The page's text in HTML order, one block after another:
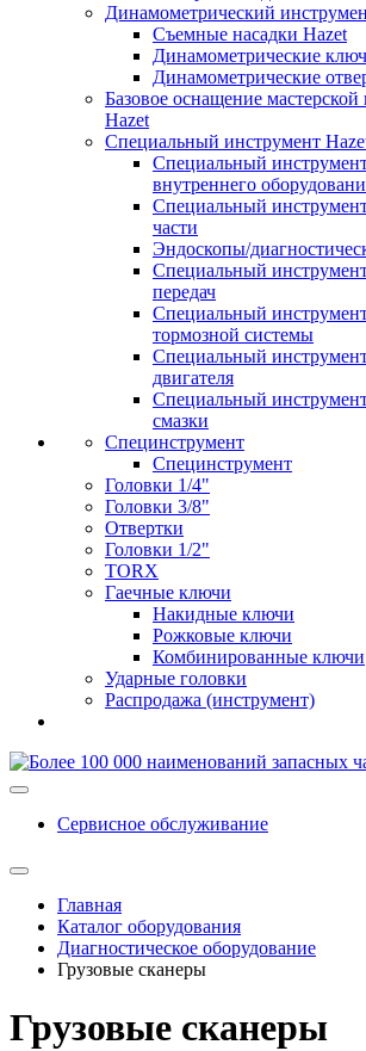
Динамометрический
Съемные насадки Hazet
Динамометрические
Динамометрические
Базовое оснащение
Hazet
Специальный инструмент
Специальный
внутреннего
Специальный
части
Эндоскопы/
Специальный
передач
Специальный
тормозной системы
Специальный
двигателя
Специальный
смазки
Специнструмент
Специнструмент
Головки 1/4"
Головки 3/8"
Отвертки
Головки 1/2"
TORX
Гаечные ключи
Накидные ключи
Рожковые ключи
Комбинированные ключи
Ударные головки
Распродажа (инструмент)
Сервисное обслуживание
Главная
Каталог оборудования
Диагностическое оборудование
Грузовые сканеры
Грузовые сканеры